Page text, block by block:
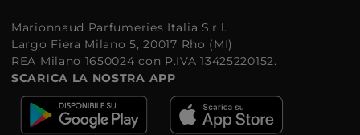
Marionnaud Parfumeries Italia S.r.l.
Largo Fiera Milano 5, 20017 Rho (MI)
REA Milano 1650024 con P.IVA 13425220152.
SCARICA LA NOSTRA APP